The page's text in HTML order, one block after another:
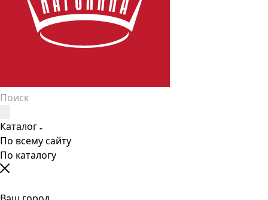
Каталог
По всему сайту
По каталогу